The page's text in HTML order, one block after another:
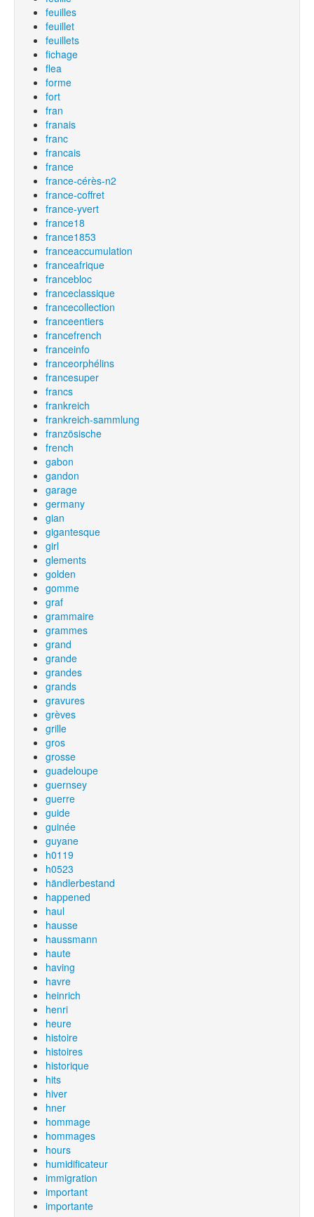
feuilles
feuillet
feuillets
fichage
flea
forme
fort
fran
franais
franc
francais
france
france-cérès-n2
france-coffret
france-yvert
france18
france1853
franceaccumulation
franceafrique
francebloc
franceclassique
francecollection
franceentiers
francefrench
franceinfo
franceorphélins
francesuper
francs
frankreich
frankreich-sammlung
französische
french
gabon
gandon
garage
germany
gian
gigantesque
girl
glements
golden
gomme
graf
grammaire
grammes
grand
grande
grandes
grands
gravures
grèves
grille
gros
grosse
guadeloupe
guernsey
guerre
guide
guinée
guyane
h0119
h0523
händlerbestand
happened
haul
hausse
haussmann
haute
having
havre
heinrich
henri
heure
histoire
histoires
historique
hits
hiver
hner
hommage
hommages
hours
humidificateur
immigration
important
importante